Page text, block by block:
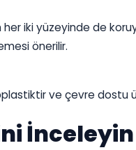
iki yüzeyinde de
önerilir.
ve çevre dostu
İnceleyin